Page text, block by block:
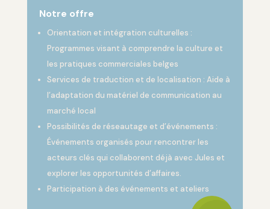
Notre offre
Orientation et intégration culturelles :
Programmes visant à comprendre la culture et
les pratiques commerciales belges
Services de traduction et de localisation : Aide à
l’adaptation du matériel de communication au
marché local
Possibilités de réseautage et d’événements :
Événements organisés pour rencontrer les
acteurs clés qui collaborent déjà avec Jules et
explorer les opportunités d’affaires.
Participation à des événements et ateliers